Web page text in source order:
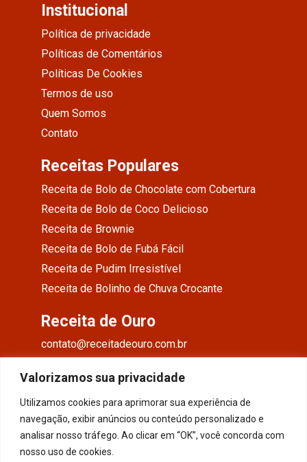
Valorizamos sua privacidade
Utilizamos cookies para aprimorar sua experiência de
navegação, exibir anúncios ou conteúdo personalizado e
analisar nosso tráfego. Ao clicar em “OK”, você concorda com
nosso uso de cookies.
Institucional
Política de privacidade
Políticas de Comentários
Políticas De Cookies
Termos de uso
Quem Somos
Contato
Receitas Populares
Receita de Bolo de Chocolate com Cobertura
Receita de Bolo de Coco Delicioso
Receita de Brownie
Receita de Bolo de Fubá Fácil
Receita de Pudim Irresistível
Receita de Bolinho de Chuva Crocante
Receita de Ouro
contato@receitadeouro.com.br
Facebook
Instagram
Pinterest